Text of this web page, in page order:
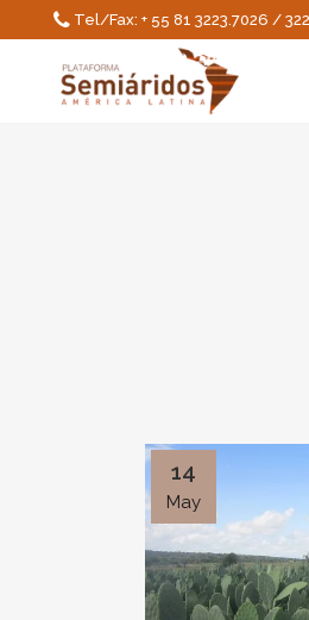
Tel/Fax: + 55 81 3223.7026 /
14
May